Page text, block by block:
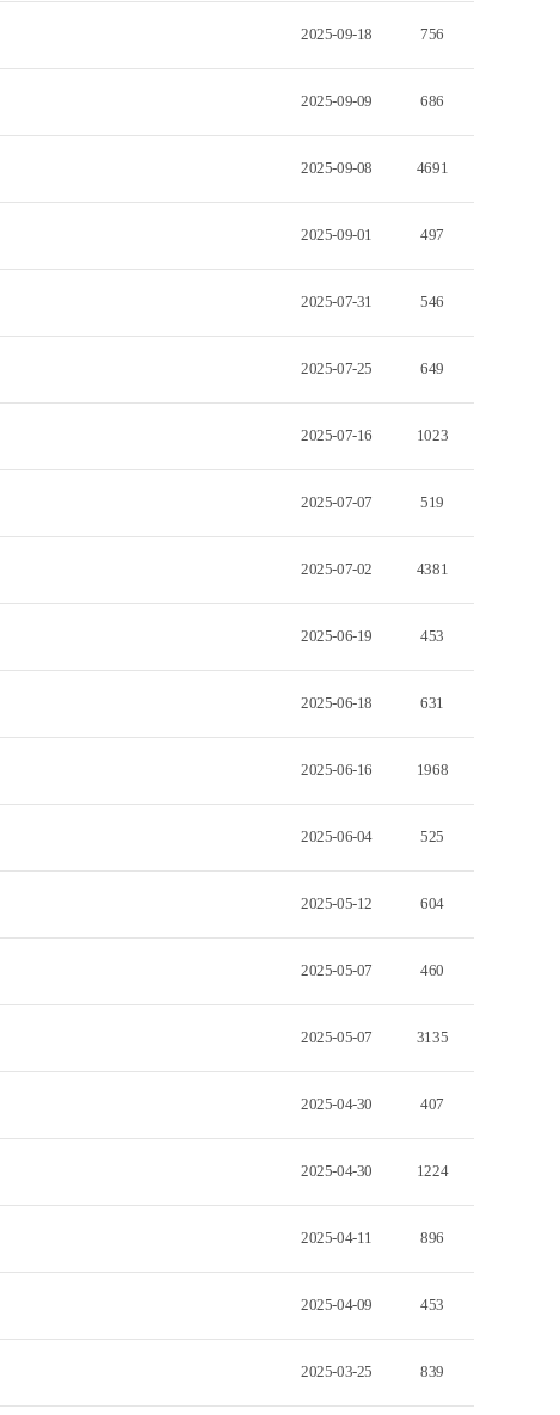
2025-09-18 756
2025-09-09 686
2025-09-08 4691
2025-09-01 497
2025-07-31 546
2025-07-25 649
2025-07-16 1023
2025-07-07 519
2025-07-02 4381
2025-06-19 453
2025-06-18 631
2025-06-16 1968
2025-06-04 525
2025-05-12 604
2025-05-07 460
2025-05-07 3135
2025-04-30 407
2025-04-30 1224
2025-04-11 896
2025-04-09 453
2025-03-25 839